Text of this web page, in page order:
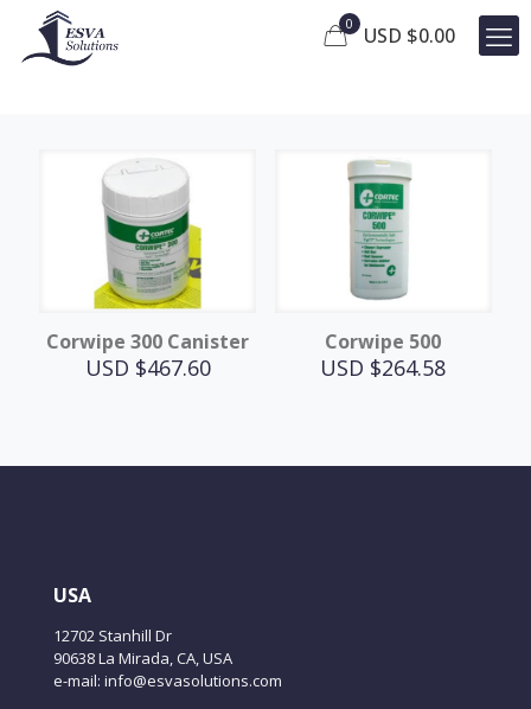
0 USD $0.00
Corwipe 300 Canister
USD $467.60
Corwipe 500
USD $264.58
USA
12702 Stanhill Dr
90638 La Mirada, CA, USA
e-mail: info@esvasolutions.com